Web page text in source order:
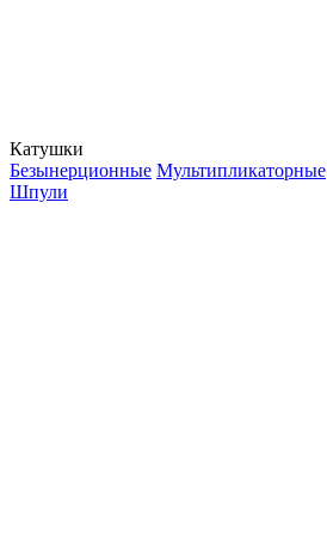
Катушки
Безынерционные Мультипликаторные
Шпули